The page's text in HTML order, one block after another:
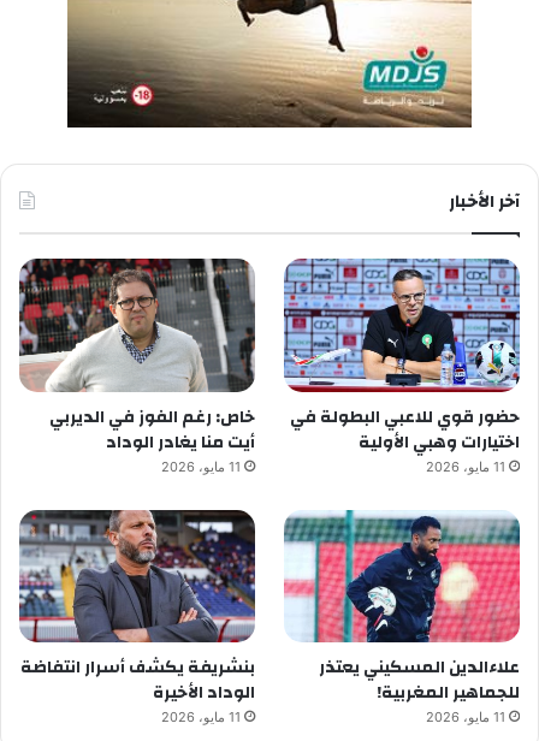
آخر الأخبار
حضور قوي للاعبي البطولة في
اختيارات وهبي الأولية
11 مايو، 2026
خاص: رغم الفوز في الديربي
أيت منا يغادر الوداد
11 مايو، 2026
علاءالدين المسكيني يعتذر
للجماهير المغربية!
11 مايو، 2026
بنشريفة يكشف أسرار انتفاضة
الوداد الأخيرة
11 مايو، 2026